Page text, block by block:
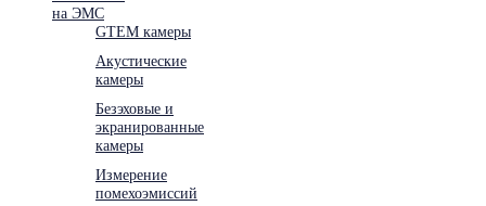
на ЭМС
GTEM камеры
Акустические
камеры
Безэховые и
экранированные
камеры
Измерение
помехоэмиссий